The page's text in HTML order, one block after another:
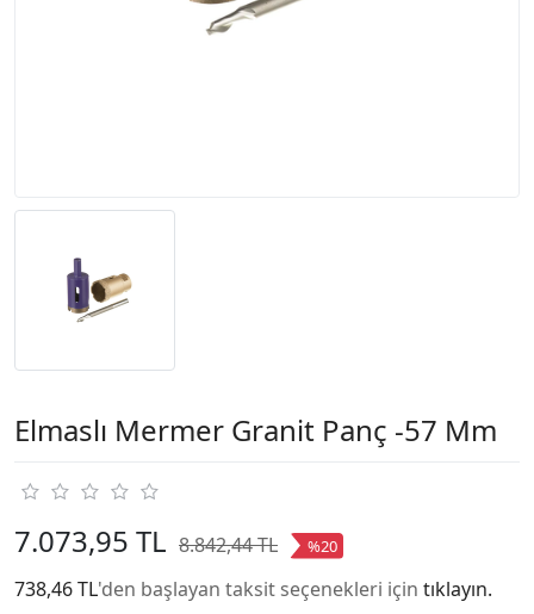
Elmaslı Mermer Granit Panç -57 Mm
7.073,95 TL 8.842,44 TL %20
738,46 TL'den başlayan taksit seçenekleri için tıklayın.